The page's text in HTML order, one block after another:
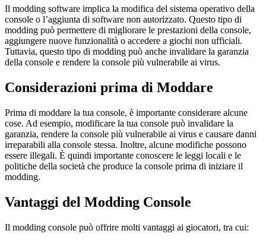
Il modding software implica la modifica del sistema operativo della
console o l’aggiunta di software non autorizzato. Questo tipo di
modding può permettere di migliorare le prestazioni della console,
aggiungere nuove funzionalità o accedere a giochi non ufficiali.
Tuttavia, questo tipo di modding può anche invalidare la garanzia
della console e rendere la console più vulnerabile ai virus.
Considerazioni prima di Moddare
Prima di moddare la tua console, è importante considerare alcune
cose. Ad esempio, modificare la tua console può invalidare la
garanzia, rendere la console più vulnerabile ai virus e causare danni
irreparabili alla console stessa. Inoltre, alcune modifiche possono
essere illegali. È quindi importante conoscere le leggi locali e le
politiche della società che produce la console prima di iniziare il
modding.
Vantaggi del Modding Console
Il modding console può offrire molti vantaggi ai giocatori, tra cui: